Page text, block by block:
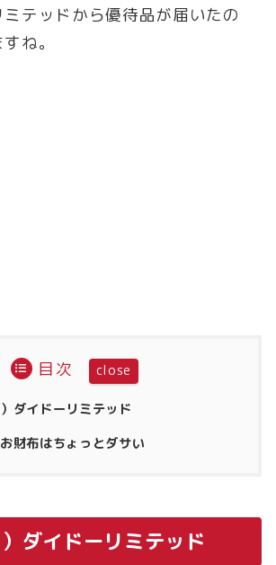
テッドから優待品が届いたの
ね。
目次
ダイドーリミテッド
財布はちょっとダサい
ダイドーリミテッド